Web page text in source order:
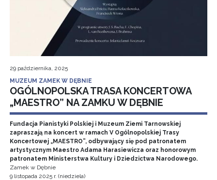
29 października, 2025
MUZEUM ZAMEK W DĘBNIE
OGÓLNOPOLSKA TRASA KONCERTOWA
„MAESTRO” NA ZAMKU W DĘBNIE
Fundacja Pianistyki Polskiej i Muzeum Ziemi Tarnowskiej
zapraszają na koncert w ramach V Ogólnopolskiej Trasy
Koncertowej „MAESTRO”, odbywający się pod patronatem
artystycznym Maestro Adama Harasiewicza oraz honorowym
patronatem Ministerstwa Kultury i Dziedzictwa Narodowego.
Zamek w Dębnie
9 listopada 2025 r. (niedziela)